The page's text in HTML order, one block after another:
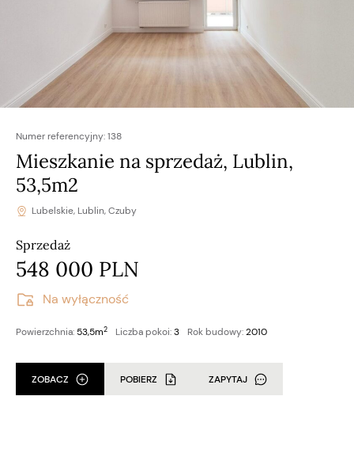
Na wyłączność
Numer referencyjny:138
Mieszkanie na sprzedaż, Lublin,
53,5m2
Lubelskie, Lublin, Czuby
Sprzedaż
548 000 PLN
Powierzchnia: 53,5m2 Liczba pokoi:3 Rok budowy:2010
ZOBACZ POBIERZ ZAPYTAJ